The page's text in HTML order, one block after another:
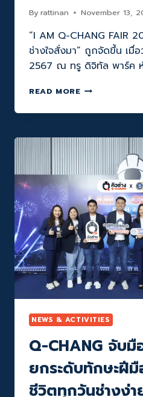
By rattinan November 13,
“I AM Q-CHANG FAIR
ช่างใจสั่งมา” ถูกจัดขึ้น เ
2567 ณ ทรู ดิจิทัล พาร์ค
READ MOREกลับ
อีก
อย่าง
เป็น
ที่
3
กับ
งาน
อี
เวน
ท์
ประจำ
AM
CHANG”
ภาย
ใต้
เซ
NEWS & ACTIVITIES
Q-CHANG จับ
ยกระดับทักษะฝีมื
ชีวิตทุกวันช่างง่า